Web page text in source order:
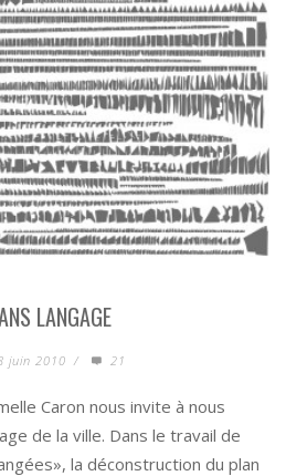
LANGAGE
juin 2010 / 21
Caron nous invite à nous
de la ville. Dans le travail de
la déconstruction du plan